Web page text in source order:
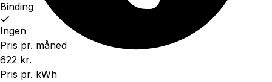
Binding
Ingen
Pris pr. måned
622 kr.
Pris pr. kWh